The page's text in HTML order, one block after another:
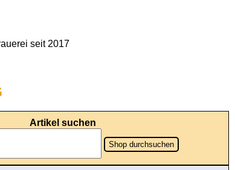
seit 2017
Artikel suchen
Shop durchsuchen